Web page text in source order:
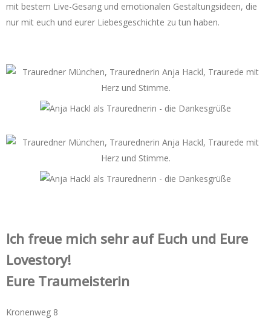
mit bestem Live-Gesang und emotionalen Gestaltungsideen, die
nur mit euch und eurer Liebesgeschichte zu tun haben.
Ich freue mich sehr auf Euch und Eure
Lovestory!
Eure Traumeisterin
Kronenweg 8